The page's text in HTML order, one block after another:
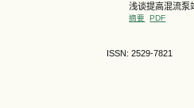
浅谈提高混流泵
摘要 PDF
ISSN: 2529-7821